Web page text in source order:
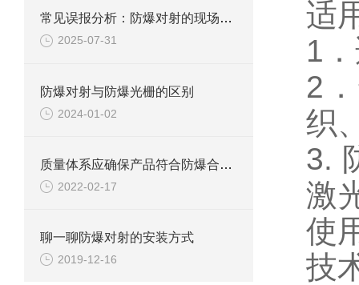
常见误报分析：防爆对射的现场调试避坑指南
2025-07-31
防爆对射与防爆光栅的区别
2024-01-02
质量体系应确保产品符合防爆合格证和技术文件规定的防爆型式。
2022-02-17
聊一聊防爆对射的安装方式
2019-12-16
适
1
2
织
3.
激
使
技